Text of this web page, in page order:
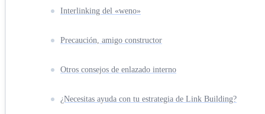
Interlinking del «weno»
Precaución, amigo constructor
Otros consejos de enlazado interno
¿Necesitas ayuda con tu estrategia de Link Building?